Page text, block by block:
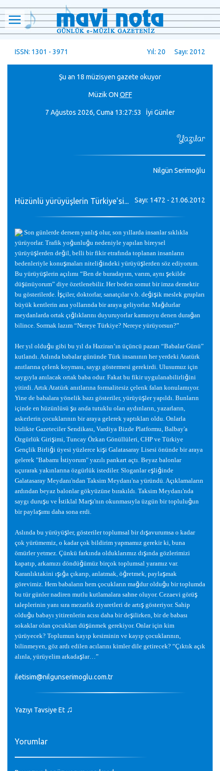
ISSN: 1301 - 3971 Yıl: 20 Sayı: 2012
Şu an 18 müzisyen gazete okuyor
MüzikON OFF
7 Ağustos 2026, Cuma 13:27:54 İyi Günler
Yazılar
Nilgün Serimoğlu
Hüzünlü yürüyüşlerin Türkiye'si... Sayı: 1472 - 21.06.2012
Son günlerde dersem yanlış olur, son yıllarda insanlar sıklıkla
yürüyorlar. Trafik yoğunluğu nedeniyle yapılan bireysel
yürüyüşlerden değil, belli bir fikir etrafında toplanan insanların
bedenleriyle konuşmaları niteliğindeki yürüyüşlerden söz ediyorum.
Bu yürüyüşlerin açılımı “Ben de buradayım, varım, aynı şekilde
düşünüyorum” diye özetlenebilir. Her beden somut bir imza demektir
bu gösterilerde. İşçiler, doktorlar, sanatçılar v.b. değişik meslek grupları
büyük kentlerin ana yollarında bir araya geliyorlar. Mağdurlar
meydanlarda ortak çığlıklarını duyuruyorlar kamuoyu denen durağan
bilince. Sormak lazım “Nereye Türkiye? Nereye yürüyorsun?”
Her yıl olduğu gibi bu yıl da Haziran’ın üçüncü pazarı “Babalar Günü”
kutlandı. Aslında babalar gününde Türk insanının her yerdeki Atatürk
anıtlarına çelenk koyması, saygı göstermesi gerekirdi. Ulusumuz için
saygıyla anılacak ortak baba odur. Fakat bu fikir uygulanabilirliğini
yitirdi. Artık Atatürk anıtlarına formalitesiz çelenk falan konulamıyor.
Yine de babalara yönelik bazı gösteriler, yürüyüşler yapıldı. Bunların
içinde en hüzünlüsü şu anda tutuklu olan aydınların, yazarların,
askerlerin çocuklarının bir araya gelerek yaptıkları oldu. Onlarla
birlikte Gazeteciler Sendikası, Vardiya Bizde Platformu, Balbay'a
Özgürlük Girişimi, Tuncay Özkan Gönüllüleri, CHP ve Türkiye
Gençlik Birliği üyesi yüzlerce kişi Galatasaray Lisesi önünde bir araya
gelerek "Babamı İstiyorum" yazılı pankart açtı. Beyaz balonlar
uçurarak yakınlarına özgürlük istediler. Sloganlar eşliğinde
Galatasaray Meydanı'ndan Taksim Meydanı'na yüründü. Açıklamaların
ardından beyaz balonlar gökyüzüne bırakıldı. Taksim Meydanı'nda
saygı duruşu ve İstiklal Marşı'nın okunmasıyla üzgün bir topluluğun
bir paylaşımı daha sona erdi.
Aslında bu yürüyüşler, gösteriler toplumsal bir dışavurumsa o kadar
çok yürümemiz, o kadar çok bildirim yapmamız gerekir ki, buna
ömürler yetmez. Çünkü farkında olduklarımız dışında gözlerimizi
kapatıp, arkamızı döndüğümüz birçok toplumsal yaramız var.
Karanlıktakini ışığa çıkarıp, anlatmak, öğretmek, paylaşmak
görevimiz. Hem babaların hem çocukların mağdur olduğu bir toplumda
bu tür günler nadiren mutlu kutlamalara sahne oluyor. Cezaevi görüş
taleplerinin yanı sıra mezarlık ziyaretleri de artış gösteriyor. Sahip
olduğu babayı yitirenlerin acısı daha bir deşilirken, bir de babası
sokaklar olan çocukları düşünmek gerekiyor. Onlar için kim
yürüyecek? Toplumun kayıp kesiminin ve kayıp çocuklarının,
bilinmeyen, göz ardı edilen acılarını kimler dile getirecek? “Çıktık açık
alınla, yürüyelim arkadaşlar…”
iletisim@nilgunserimoglu.com.tr
Yazıyı Tavsiye Et ♫
Yorumlar